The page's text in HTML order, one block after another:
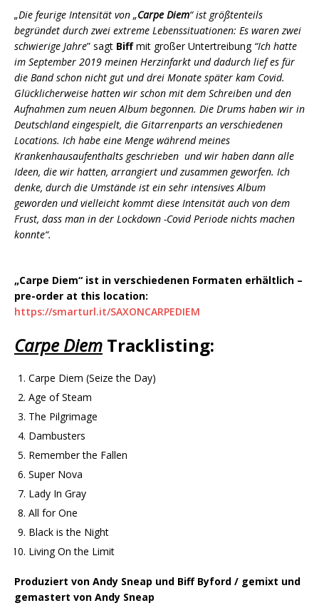
„Die feurige Intensität von „Carpe Diem“ ist größtenteils
begründet durch zwei extreme Lebenssituationen: Es waren zwei
schwierige Jahre” sagt Biffmit großer Untertreibung “Ich hatte
im September 2019 meinen Herzinfarkt und dadurch lief es für
die Band schon nicht gut und drei Monate später kam Covid.
Glücklicherweise hatten wir schon mit dem Schreiben und den
Aufnahmen zum neuen Album begonnen. Die Drums haben wir in
Deutschland eingespielt, die Gitarrenparts an verschiedenen
Locations. Ich habe eine Menge während meines
Krankenhausaufenthalts geschrieben und wir haben dann alle
Ideen, die wir hatten, arrangiert und zusammen geworfen. Ich
denke, durch die Umstände ist ein sehr intensives Album
geworden und vielleicht kommt diese Intensität auch von dem
Frust, dass man in der Lockdown -Covid Periode nichts machen
konnte“.
„Carpe Diem“ ist in verschiedenen Formaten erhältlich –
pre-order at this location:
https://smarturl.it/SAXONCARPEDIEM
Carpe Diem Tracklisting:
Carpe Diem (Seize the Day)
Age of Steam
The Pilgrimage
Dambusters
Remember the Fallen
Super Nova
Lady In Gray
All for One
Black is the Night
Living On the Limit
Produziert von Andy Sneap und Biff Byford / gemixt und
gemastert von Andy Sneap